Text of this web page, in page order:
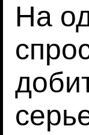
На